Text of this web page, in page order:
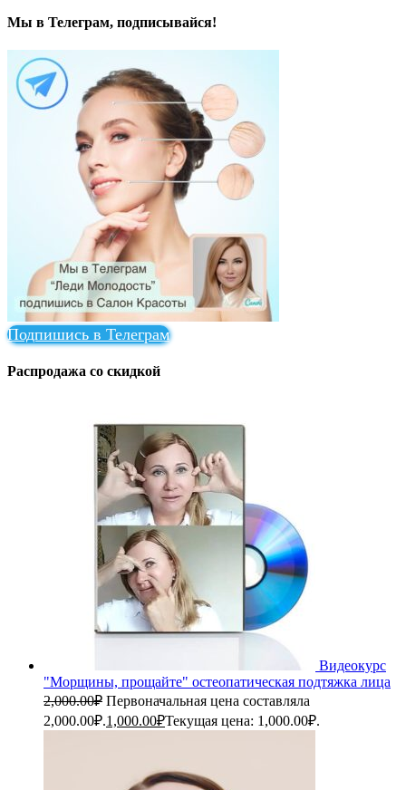
Мы в Телеграм, подписывайся!
Подпишись в Телеграм
Распродажа со скидкой
Видеокурс
"Морщины, прощайте" остеопатическая подтяжка лица
2,000.00₽ Первоначальная цена составляла
2,000.00₽.1,000.00₽Текущая цена: 1,000.00₽.